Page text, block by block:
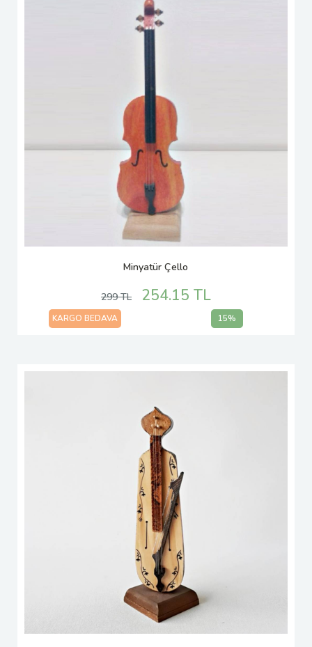
Minyatür Çello
299 TL 254.15 TL
KARGO BEDAVA 15%